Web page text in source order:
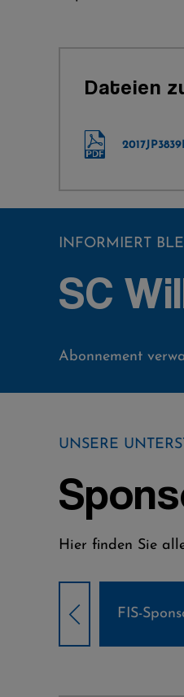
Dateien
INFORMIERT
SC
Abonnement
UNSERE
Hier finden Sie
Weltcup-
Damen